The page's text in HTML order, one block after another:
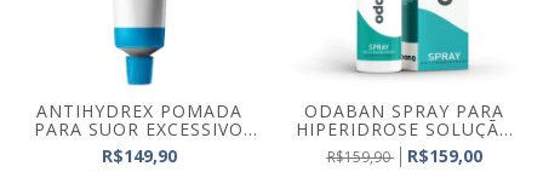
ANTIHYDREX POMADA
PARA SUOR EXCESSIVO
MÃ...
R$149,90
ODABAN SPRAY PARA
HIPERIDROSE SOLUÇÃO
AN...
R$159,90 R$159,00